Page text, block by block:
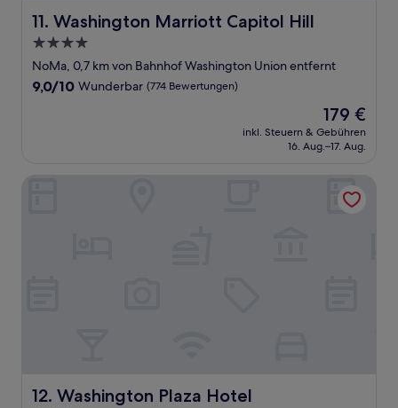
11. Washington Marriott Capitol Hill
Washington Marriott Capitol Hill
4.0-
Sterne-
Unterkunft
NoMa, 0,7 km von Bahnhof Washington Union entfernt
9.0
9,0/10 Wunderbar (774 Bewertungen)
Der
Preis
beträgt
179 €
inkl. Steuern & Gebühren
16. Aug.–17. Aug.
12. Washington Plaza Hotel
Washington Plaza Hotel